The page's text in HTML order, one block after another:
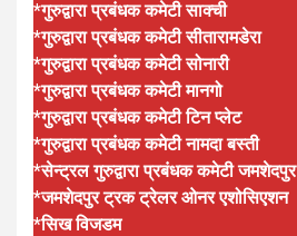
*गुरुद्वारा प्रबंधक कमेटी साक्ची
*गुरुद्वारा प्रबंधक कमेटी सीतारामडेरा
*गुरुद्वारा प्रबंधक कमेटी सोनारी
*गुरुद्वारा प्रबंधक कमेटी मानगो
*गुरुद्वारा प्रबंधक कमेटी टिन प्लेट
*गुरुद्वारा प्रबंधक कमेटी नामदा बस्ती
*सेन्ट्रल गुरुद्वारा प्रबंधक कमेटी जमशेदपुर
*जमशेदपुर ट्रक ट्रेलर ओनर एशोसिएशन
*सिख विजडम